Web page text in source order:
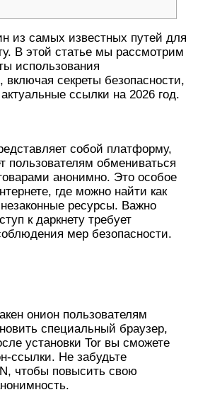
из самых известных путей для
В этой статье мы рассмотрим
использования
, включая секреты безопасности,
ссылки на 2026 год.
собой платформу,
пользователям обмениваться
анонимно. Это особое
где можно найти как
ресурсы. Важно
к даркнету требует
мер безопасности.
онион пользователям
специальный браузер,
установки Tor вы сможете
ссылки. Не забудьте
чтобы повысить свою